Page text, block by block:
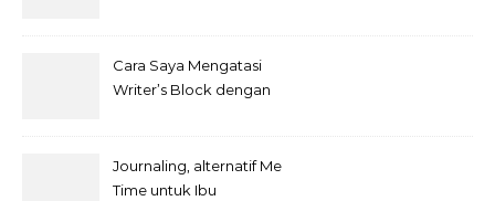
Cara Saya Mengatasi
Writer’s Block dengan
Journaling, alternatif Me
Time untuk Ibu